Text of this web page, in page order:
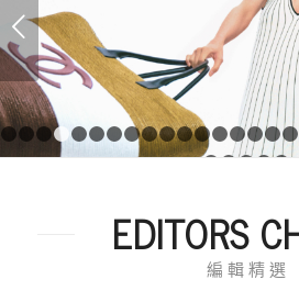
1 2 3 4 5 6 7 8 9 10
EDITORS
編 輯 精 選